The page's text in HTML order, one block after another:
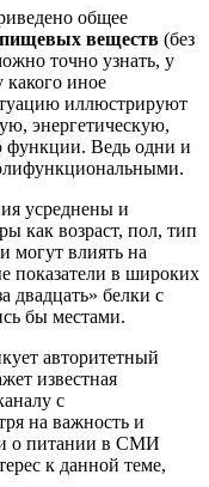
общее
пищевых веществ (без
точно узнать, у
какого иное
иллюстрируют
энергетическую,
функции. Ведь одни и
усреднены и
как возраст, пол, тип
могут влиять на
показатели в широких
двадцать» белки с
бы местами.
авторитетный
известная
с
на важность и
о питании в СМИ
к данной теме,